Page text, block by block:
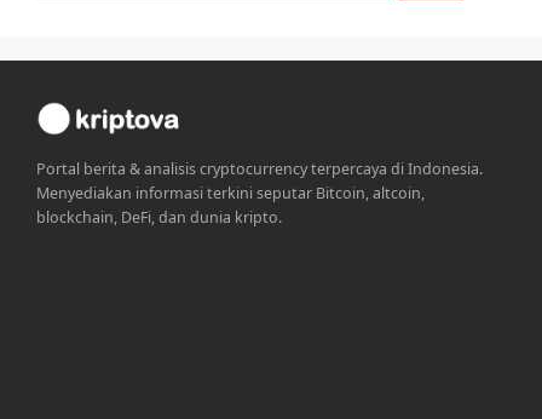
Portal berita & analisis cryptocurrency terpercaya di Indonesia.
Menyediakan informasi terkini seputar Bitcoin, altcoin,
blockchain, DeFi, dan dunia kripto.